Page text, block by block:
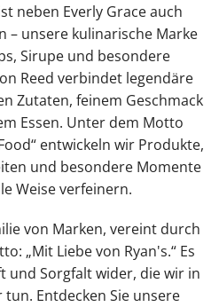
neben Everly Grace auch
– unsere kulinarische Marke
Sirupe und besondere
Reed verbindet legendäre
Zutaten, feinem Geschmack
Essen. Unter dem Motto
entwickeln wir Produkte,
und besondere Momente
Weise verfeinern.
von Marken, vereint durch
„Mit Liebe von Ryan's.“ Es
und Sorgfalt wider, die wir in
tun. Entdecken Sie unsere